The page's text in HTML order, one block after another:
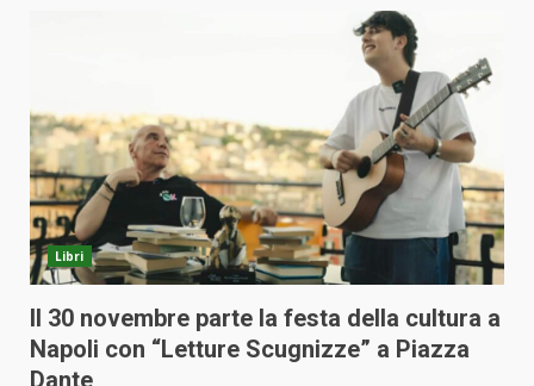
Libri
Il 30 novembre parte la festa della cultura a
Napoli con “Letture Scugnizze” a Piazza
Dante